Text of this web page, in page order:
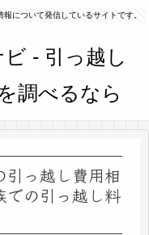
について発信しているサイトです。
っ越し費用相
での引っ越し料